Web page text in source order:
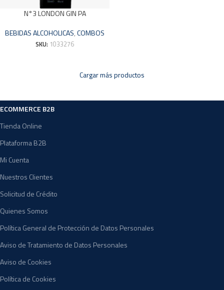
N°3 LONDON GIN PA
BEBIDAS ALCOHOLICAS,COMBOS
SKU: 1033276
Cargar más productos
ECOMMERCE B2B
Tienda Online
Plataforma B2B
Mi Cuenta
Nuestros Clientes
Solicitud de Crédito
Quienes Somos
Política General de Protección de Datos Personales
Aviso de Tratamiento de Datos Personales
Aviso de Cookies
Política de Cookies